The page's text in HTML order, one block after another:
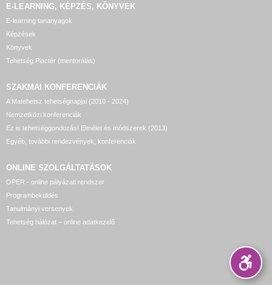
E-LEARNING, KÉPZÉS, KÖNYVEK
E-learning tananyagok
Képzések
Könyvek
Tehetség Piactér (mentorálás)
SZAKMAI KONFERENCIÁK
A Matehetsz tehetségnapjai (2010 - 2024)
Nemzetközi konferenciák
Ez is tehetséggondozás! Elmélet és módszerek (2013)
Egyéb, további rendezvények, konferenciák
ONLINE SZOLGÁLTATÁSOK
OPER - online pályázati rendszer
Programbeküldés
Tanulmányi versenyek
Tehetség hálózat – online adatkezelő